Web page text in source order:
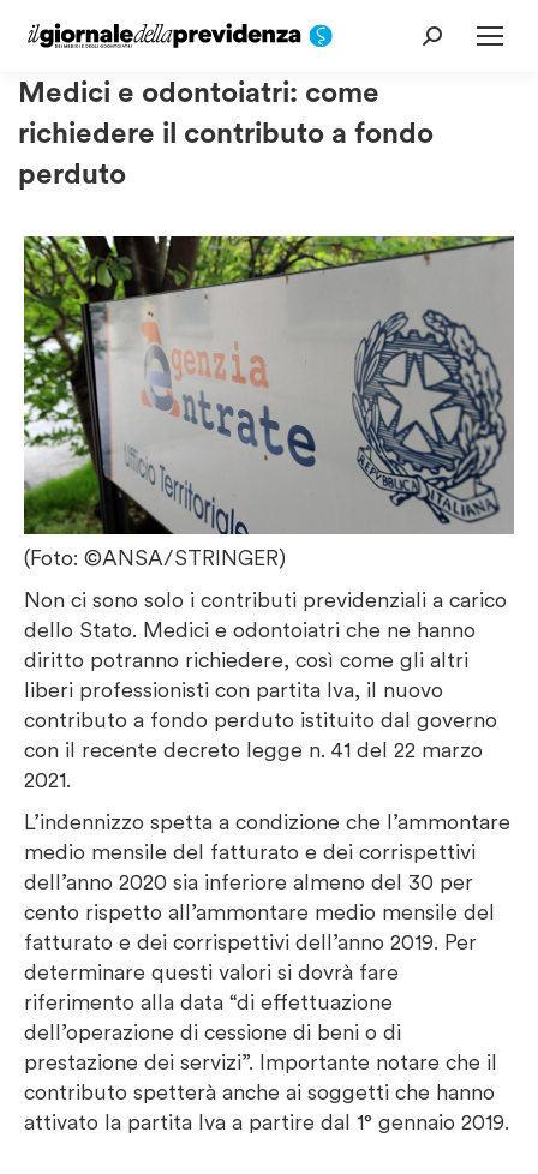
Cerca:
Medici e odontoiatri: come
richiedere il contributo a fondo
perduto
(Foto: ©ANSA/STRINGER)
Non ci sono solo i contributi previdenziali a carico
dello Stato. Medici e odontoiatri che ne hanno
diritto potranno richiedere, così come gli altri
liberi professionisti con partita Iva, il nuovo
contributo a fondo perduto istituito dal governo
con il recente decreto legge n. 41 del 22 marzo
2021.
L’indennizzo spetta a condizione che l’ammontare
medio mensile del fatturato e dei corrispettivi
dell’anno 2020 sia inferiore almeno del 30 per
cento rispetto all’ammontare medio mensile del
fatturato e dei corrispettivi dell’anno 2019. Per
determinare questi valori si dovrà fare
riferimento alla data “di effettuazione
dell’operazione di cessione di beni o di
prestazione dei servizi”. Importante notare che il
contributo spetterà anche ai soggetti che hanno
attivato la partita Iva a partire dal 1° gennaio 2019.